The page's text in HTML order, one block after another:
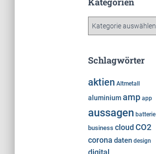
g
r
i
n
Schlagwörter
aktien Altmetall
aluminium amp app
aussagen batterie
business cloud CO2
corona daten design